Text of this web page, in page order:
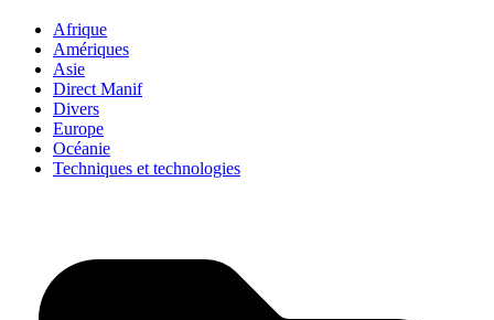
Afrique
Amériques
Asie
Direct Manif
Divers
Europe
Océanie
Techniques et technologies